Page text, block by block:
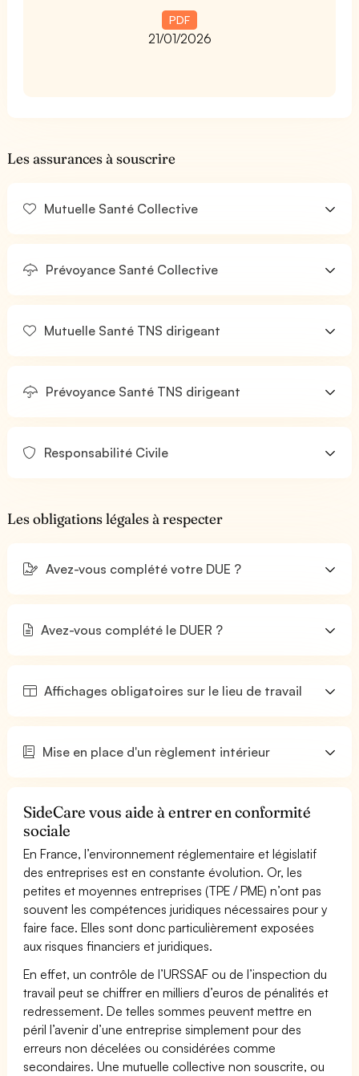
PDF
21/01/2026
Les assurances à souscrire
Mutuelle Santé Collective
Prévoyance Santé Collective
Mutuelle Santé TNS dirigeant
Prévoyance Santé TNS dirigeant
Responsabilité Civile
Les obligations légales à respecter
Avez-vous complété votre DUE ?
Avez-vous complété le DUER ?
Affichages obligatoires sur le lieu de travail
Mise en place d'un règlement intérieur
SideCare vous aide à entrer en conformité
sociale
En France, l’environnement réglementaire et législatif
des entreprises est en constante évolution. Or, les
petites et moyennes entreprises (TPE / PME) n’ont pas
souvent les compétences juridiques nécessaires pour y
faire face. Elles sont donc particulièrement exposées
aux risques financiers et juridiques.
En effet, un contrôle de l’URSSAF ou de l’inspection du
travail peut se chiffrer en milliers d’euros de pénalités et
redressement. De telles sommes peuvent mettre en
péril l’avenir d’une entreprise simplement pour des
erreurs non décelées ou considérées comme
secondaires. Une mutuelle collective non souscrite, ou